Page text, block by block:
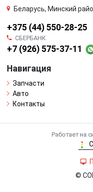
Беларусь, Минский
+375 (44) 550-28-25
СБЕРБАНК
+7 (926) 575-37-11
Навигация
Запчасти
Авто
Контакты
Работает на
©